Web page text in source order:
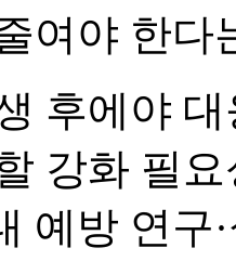
여야 한다
후에야
강화 필
예방 연구